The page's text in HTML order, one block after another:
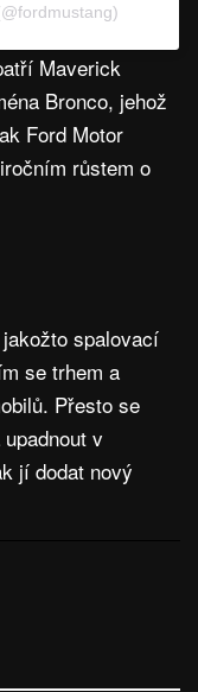
Maverick
Bronco, jehož
Ford Motor
růstem o
spalovací
se trhem a
Přesto se
v
jí dodat nový